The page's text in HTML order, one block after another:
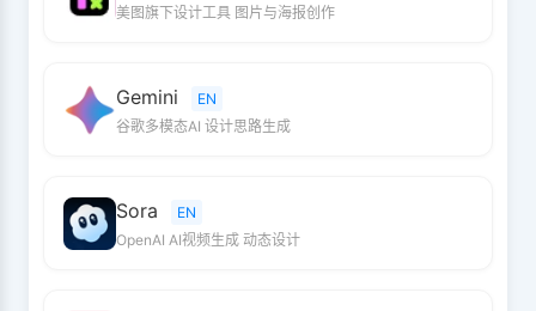
美图旗下设计工具 图片与海报创作
Gemini
EN
谷歌多模态AI 设计思路生成
Sora
EN
OpenAI AI视频生成 动态设计